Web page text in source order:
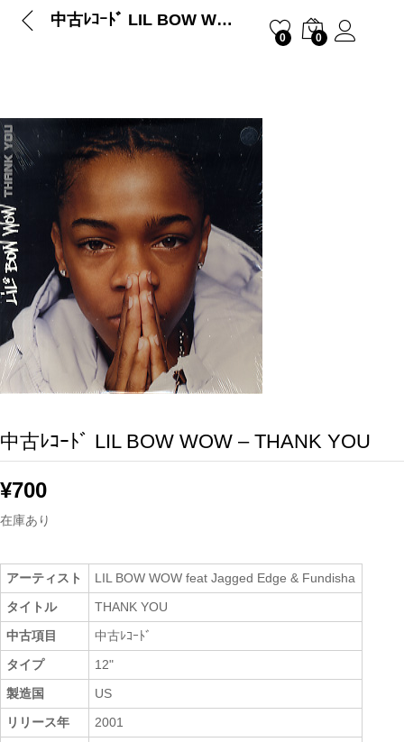
中古ﾚｺｰﾄﾞ LIL BOW WOW – THANK YOU
0 0
中古ﾚｺｰﾄﾞ LIL BOW WOW – THANK YOU
¥700
在庫あり
アーティスト
LIL BOW WOW feat Jagged Edge & Fundisha
タイトル
THANK YOU
中古項目
中古ﾚｺｰﾄﾞ
タイプ
12"
製造国
US
リリース年
2001